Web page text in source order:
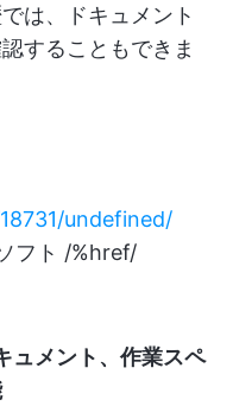
は、ドキュメント
することもできま
undefined/
フト /%href/
ュメント、作業スペ